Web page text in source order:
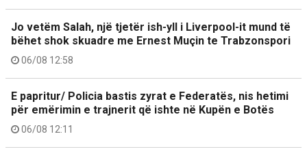
Jo vetëm Salah, një tjetër ish-yll i Liverpool-it mund të
bëhet shok skuadre me Ernest Muçin te Trabzonspori
06/08 12:58
E papritur/ Policia bastis zyrat e Federatës, nis hetimi
për emërimin e trajnerit që ishte në Kupën e Botës
06/08 12:11